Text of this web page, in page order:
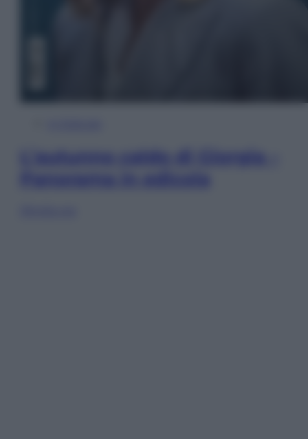
L’autunno caldo di Giorgia –